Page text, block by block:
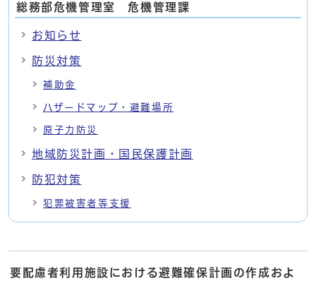
総務部危機管理室 危機管理課
お知らせ
防災対策
補助金
ハザードマップ・避難場所
原子力防災
地域防災計画・国民保護計画
防犯対策
犯罪被害者等支援
要配慮者利用施設における避難確保計画の作成およ